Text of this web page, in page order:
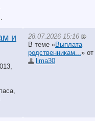
и
28.07.2026 15:16
В теме «Выплата
родственникам... » от
lima30